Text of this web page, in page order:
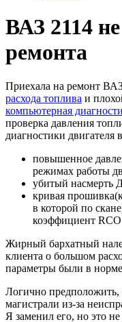
ВАЗ 2114
ремонта
Приехала на ремонт
расхода топлива и
компьютерная
проверка давления
диагностики двигателя
повышенное
режимах работы
убитый насмерть
кривая
в которой по
коэффициент
Жирный бархатный
клиента о большом
параметры были в
Логично
магистрали из-за
Я заменил его, но это